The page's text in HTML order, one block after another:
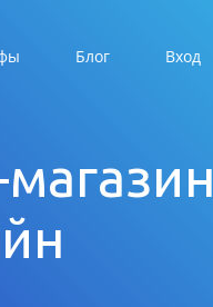
Блог Вход